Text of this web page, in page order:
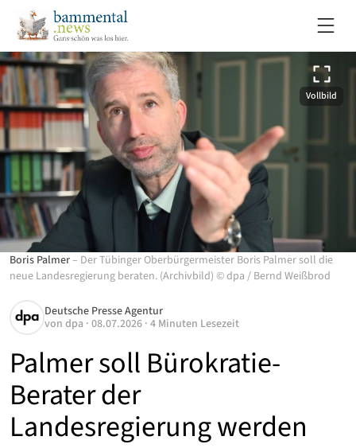
Vollbild
Boris Palmer– Der Tübinger Oberbürgermeister Boris Palmer soll die
neue Landesregierung beraten. (Archivbild) ©dpa / Bernd Weißbrod
Palmer soll Bürokratie-
Berater der
Landesregierung werden
Deutsche Presse Agentur
von dpa · 08.07.2026 · 4 Minuten Lesezeit